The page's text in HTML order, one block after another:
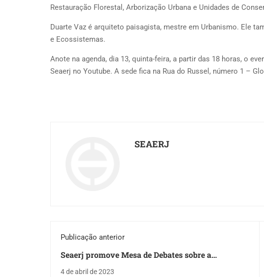
Restauração Florestal, Arborização Urbana e Unidades de
Duarte Vaz é arquiteto paisagista, mestre em Urbanismo. Ele
e Ecossistemas.
Anote na agenda, dia 13, quinta-feira, a partir das 18 horas, o
Seaerj no Youtube. A sede fica na Rua do Russel, número 1 –
SEAERJ
Publicação anterior
Seaerj promove Mesa de Debates sobre a
Construção da Tirolesa da Urca
4 de abril de 2023